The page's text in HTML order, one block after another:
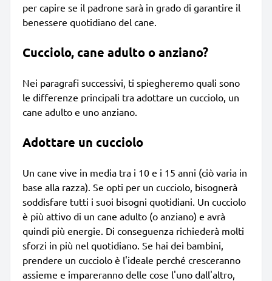
per capire se il padrone sarà in grado di garantire il
benessere quotidiano del cane.
Cucciolo, cane adulto o anziano?
Nei paragrafi successivi, ti spiegheremo quali sono
le differenze principali tra adottare un cucciolo, un
cane adulto e uno anziano.
Adottare un cucciolo
Un cane vive in media tra i 10 e i 15 anni (ciò varia in
base alla razza). Se opti per un cucciolo, bisognerà
soddisfare tutti i suoi bisogni quotidiani. Un cucciolo
è più attivo di un cane adulto (o anziano) e avrà
quindi più energie. Di conseguenza richiederà molti
sforzi in più nel quotidiano. Se hai dei bambini,
prendere un cucciolo è l'ideale perché cresceranno
assieme e impareranno delle cose l'uno dall'altro,